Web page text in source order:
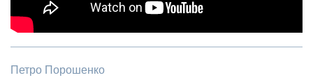
Петро Порошенко